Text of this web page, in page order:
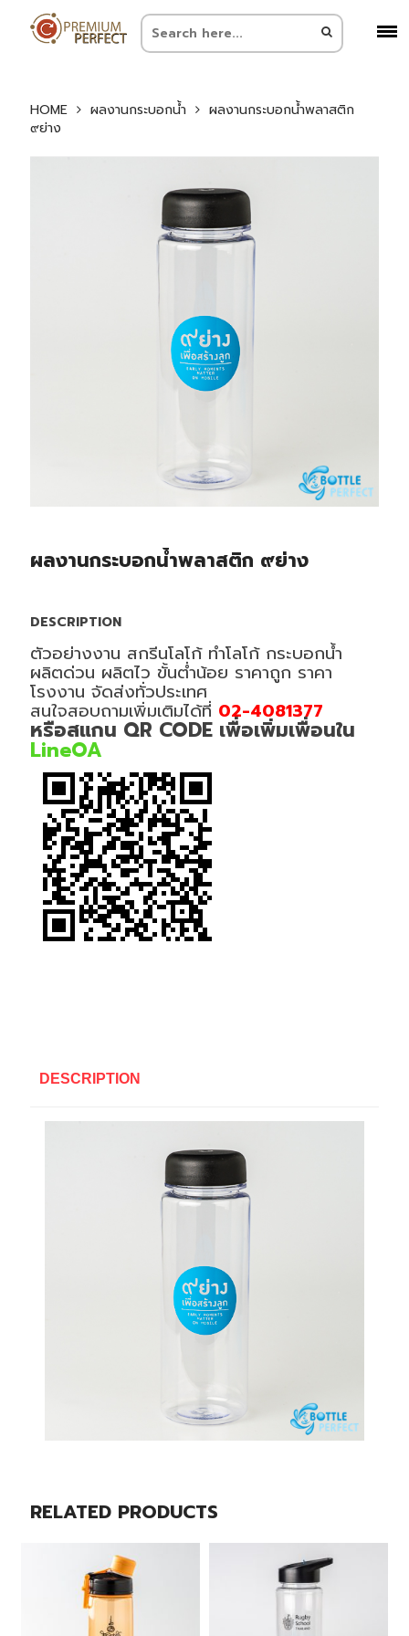
HOME ผลงานกระบอกน้ำ
ผลงานกระบอกน้ำพลาสติก
๙ย่าง
ผลงานกระบอกน้ำพลาสติก ๙ย่าง
DESCRIPTION
ตัวอย่างงาน สกรีนโลโก้ ทำโลโก้ กระบอกน้ำ
ผลิตด่วน ผลิตไว ขั้นต่ำน้อย ราคาถูก ราคา
โรงงาน จัดส่งทั่วประเทศ
สนใจสอบถามเพิ่มเติมได้ที่ 02-4081377
หรือสแกน QR CODE เพื่อเพิ่มเพื่อนใน
LineOA
DESCRIPTION
RELATED PRODUCTS